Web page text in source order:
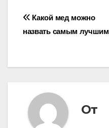
Навигация
записям
Какой мед можно
назвать самым лучшим
От